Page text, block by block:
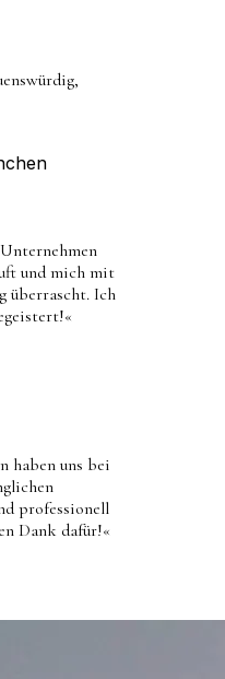
und mich mit
überrascht. Ich
«
haben uns bei
professionell
Dank dafür!«